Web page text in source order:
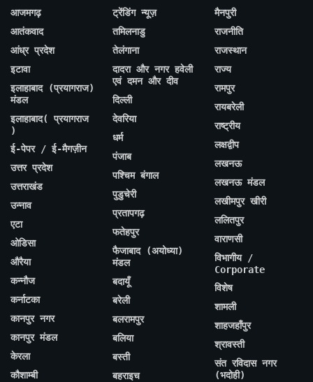
आजमगढ़
आतंकवाद
आंध्र प्रदेश
इटावा
इलाहाबाद (प्रयागराज)
मंडल
इलाहाबाद( प्रयागराज
)
ई-पेपर / ई-मैगज़ीन
उत्तर प्रदेश
उत्तराखंड
उन्नाव
एटा
ओडिसा
औरैया
कन्नौज
कर्नाटका
कानपुर नगर
कानपुर मंडल
केरला
कौशाम्बी
ट्रेंडिंग न्यूज़
तमिलनाडु
तेलंगाना
दादरा और नगर हवेली
एवं दमन और दीव
दिल्ली
देवरिया
धर्म
पंजाब
पश्चिम बंगाल
पुडुचेरी
प्रतापगढ़
फतेहपुर
फैजाबाद (अयोध्या)
मंडल
बदायूँ
बरेली
बलरामपुर
बलिया
बस्ती
बहराइच
मैनपुरी
राजनीति
राजस्थान
राज्य
रामपुर
रायबरेली
राष्ट्रीय
लक्षद्वीप
लखनऊ
लखनऊ मंडल
लखीमपुर खीरी
ललितपुर
वाराणसी
विभागीय /
Corporate
विशेष
शामली
शाहजहाँपुर
श्रावस्ती
संत रविदास नगर
(भदोही)